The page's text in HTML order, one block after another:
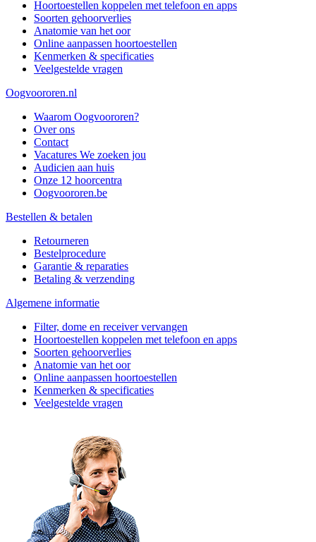
Hoortoestellen koppelen met telefoon en apps
Soorten gehoorverlies
Anatomie van het oor
Online aanpassen hoortoestellen
Kenmerken & specificaties
Veelgestelde vragen
Oogvoororen.nl
Waarom Oogvoororen?
Over ons
Contact
Vacatures We zoeken jou
Audicien aan huis
Onze 12 hoorcentra
Oogvoororen.be
Bestellen & betalen
Retourneren
Bestelprocedure
Garantie & reparaties
Betaling & verzending
Algemene informatie
Filter, dome en receiver vervangen
Hoortoestellen koppelen met telefoon en apps
Soorten gehoorverlies
Anatomie van het oor
Online aanpassen hoortoestellen
Kenmerken & specificaties
Veelgestelde vragen